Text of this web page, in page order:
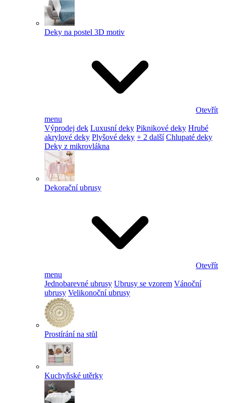
Deky na postel 3D motiv
Otevřít
menu
Výprodej dek Luxusní deky Piknikové deky Hrubé
akrylové deky Plyšové deky + 2 další Chlupaté deky
Deky z mikrovlákna
Dekorační ubrusy
Otevřít
menu
Jednobarevné ubrusy Ubrusy se vzorem Vánoční
ubrusy Velikonoční ubrusy
Prostírání na stůl
Kuchyňské utěrky